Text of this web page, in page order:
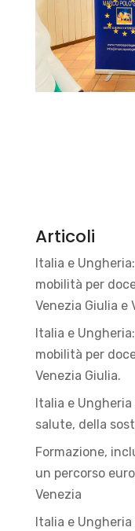
Articoli
Italia e
mobilità per
Venezia Giulia e
Italia e
mobilità per
Venezia Giulia.
Italia e
salute, della
Formazione,
un percorso
Venezia
Italia e